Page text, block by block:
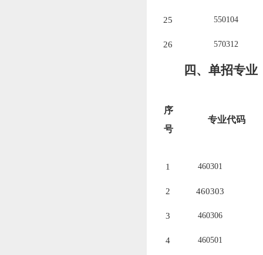
25 550104
26 570312
四、单招专业
序
号
专业代码
1 460301
2 460303
3 460306
4 460501